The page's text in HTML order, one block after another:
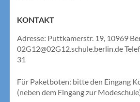
KONTAKT
Adresse: Puttkamerstr. 19, 10969
02G12@02G12.schule.berlin.de
31
Für Paketboten: bitte den Eingang
(neben dem Eingang zur